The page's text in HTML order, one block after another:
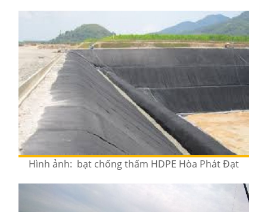
Hình ảnh: bạt chống thấm HDPE Hòa Phát Đạt